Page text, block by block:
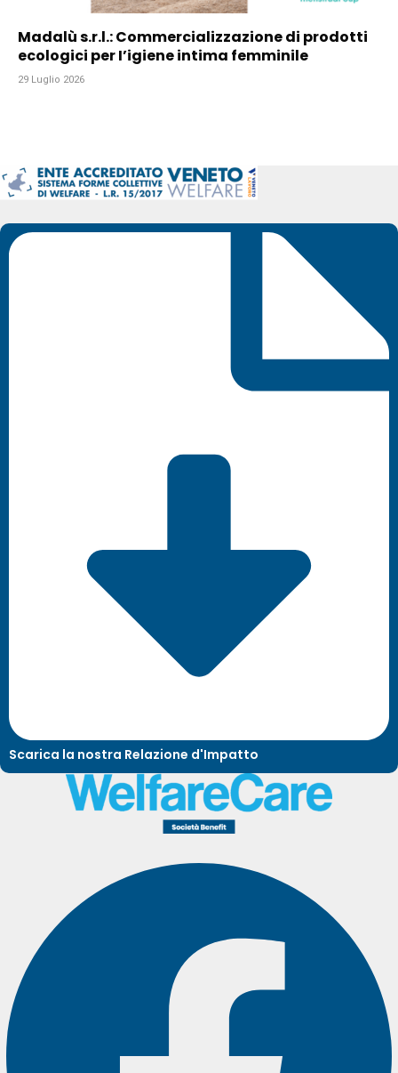
Madalù s.r.l.: Commercializzazione di prodotti
ecologici per I’igiene intima femminile
29 Luglio 2026
Scarica la nostra Relazione d'Impatto